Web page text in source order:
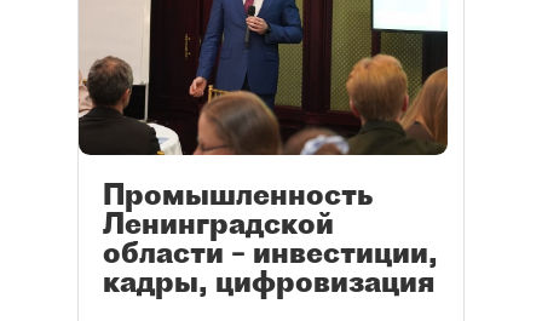
Промышленность
Ленинградской
области – инвестиции,
кадры, цифровизация